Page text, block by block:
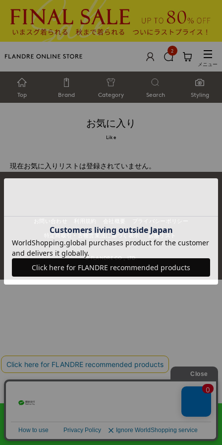
2
メニュー
Top Brand Category Search Styling
お気に入り
Like
現在お気に入りリストは登録されていません。
お問い合わせ プライバシーポリシー
特定商取引・古物営業法に基づく表示 店舗リスト
© FLANDRE CO., LTD.